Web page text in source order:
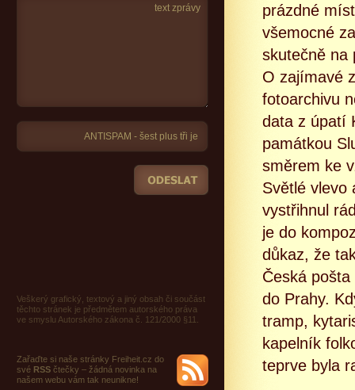
Veškerý grafický, textový a jiný obsah či součást
těchto stránek je předmětem autorského práva
ve smyslu Autorského zákona č. 121/2000 §11.
Zařaďte si naše stránky Freiheit.cz do
své RSS čtečky – žádná novinka na
našem webu vám tak neunikne!
prázdné
všemocné
skutečně na
O zajímavé
fotoarchivu
data z úpatí
památkou
směrem ke
Světlé vlevo
vystřihnul
je do
důkaz, že
Česká
do Prahy.
tramp,
kapelník
teprve byla